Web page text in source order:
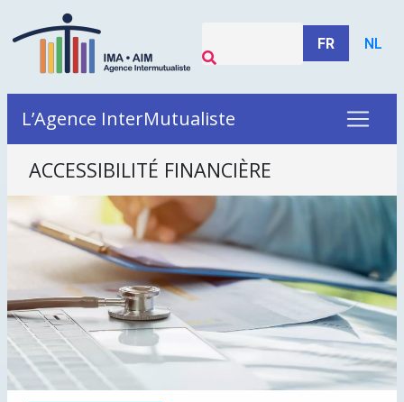
FR NL
L’Agence InterMutualiste
ACCESSIBILITÉ FINANCIÈRE